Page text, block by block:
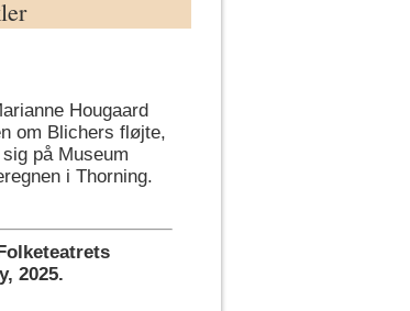
Hougaard
om Blichers fløjte,
på Museum
i Thorning.
2025.